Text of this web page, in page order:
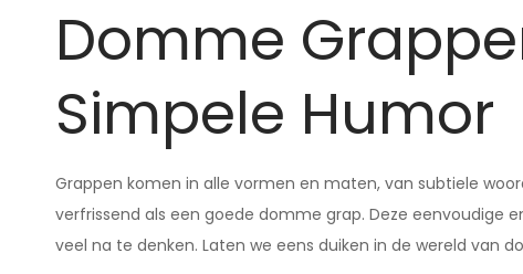
Domme
Simpele Humor
Grappen komen in alle vormen en maten, van subtiele
verfrissend als een goede domme grap. Deze eenvoudige
veel na te denken. Laten we eens duiken in de wereld van